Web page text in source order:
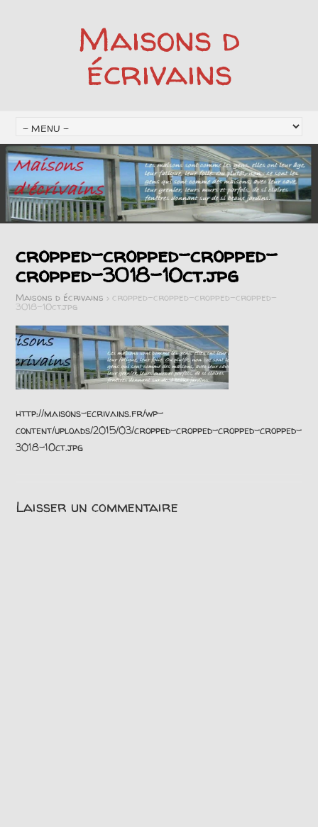
Maisons d
écrivains
cropped-cropped-cropped-
cropped-3018-1Oct.jpg
Maisons d écrivains >cropped-cropped-cropped-cropped-
3018-1Oct.jpg
http://maisons-ecrivains.fr/wp-
content/uploads/2015/03/cropped-cropped-cropped-cropped-
3018-1Oct.jpg
Laisser un commentaire